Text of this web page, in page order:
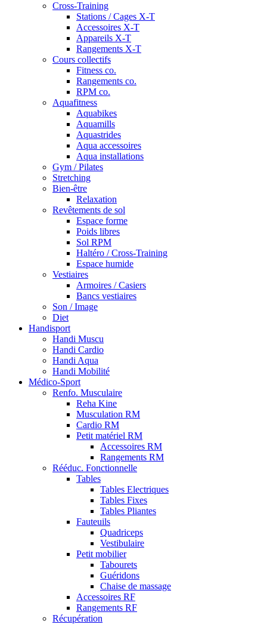
Cross-Training
Stations / Cages X-T
Accessoires X-T
Appareils X-T
Rangements X-T
Cours collectifs
Fitness co.
Rangements co.
RPM co.
Aquafitness
Aquabikes
Aquamills
Aquastrides
Aqua accessoires
Aqua installations
Gym / Pilates
Stretching
Bien-être
Relaxation
Revêtements de sol
Espace forme
Poids libres
Sol RPM
Haltéro / Cross-Training
Espace humide
Vestiaires
Armoires / Casiers
Bancs vestiaires
Son / Image
Diet
Handisport
Handi Muscu
Handi Cardio
Handi Aqua
Handi Mobilité
Médico-Sport
Renfo. Musculaire
Reha Kine
Musculation RM
Cardio RM
Petit matériel RM
Accessoires RM
Rangements RM
Rééduc. Fonctionnelle
Tables
Tables Electriques
Tables Fixes
Tables Pliantes
Fauteuils
Quadriceps
Vestibulaire
Petit mobilier
Tabourets
Guéridons
Chaise de massage
Accessoires RF
Rangements RF
Récupération